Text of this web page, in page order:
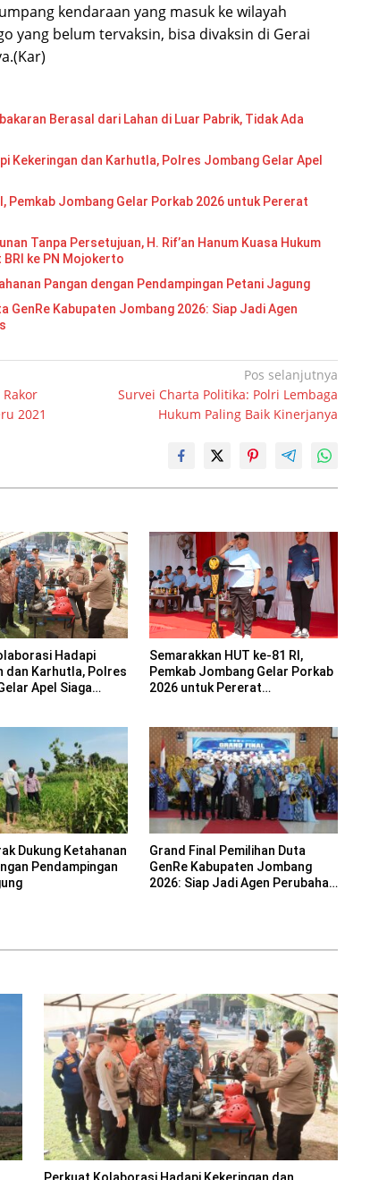
kendaraan yang masuk ke wilayah
yang belum tervaksin, bisa divaksin di Gerai
Berasal dari Lahan di Luar Pabrik, Tidak Ada
Kekeringan dan Karhutla, Polres Jombang Gelar Apel
Pemkab Jombang Gelar Porkab 2026 untuk Pererat
Tanpa Persetujuan, H. Rif’an Hanum Kuasa Hukum
ke PN Mojokerto
Pangan dengan Pendampingan Petani Jagung
Jombang 2026: Siap Jadi Agen
2021
Pos selanjutnya
Survei Charta Politika: Polri Lembaga
Hukum Paling Baik Kinerjanya
Hadapi
dan Karhutla, Polres
Apel Siaga
Semarakkan HUT ke-81 RI,
Pemkab Jombang Gelar Porkab
2026 untuk Pererat
Dukung Ketahanan
Pendampingan
Grand Final Pemilihan Duta
GenRe Kabupaten Jombang
2026: Siap Jadi Agen Perubahan
Perkuat Kolaborasi Hadapi Kekeringan dan